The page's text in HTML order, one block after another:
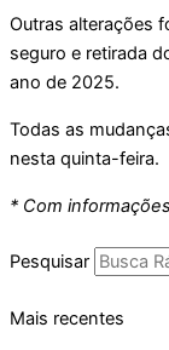
Outras alterações
seguro e retirada
ano de 2025.
Todas as
nesta quinta-feira.
* Com
Pesquisar
Mais recentes